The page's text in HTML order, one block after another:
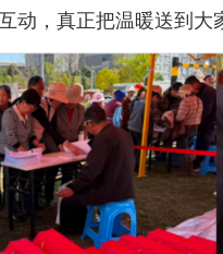
，真正把温暖送到大